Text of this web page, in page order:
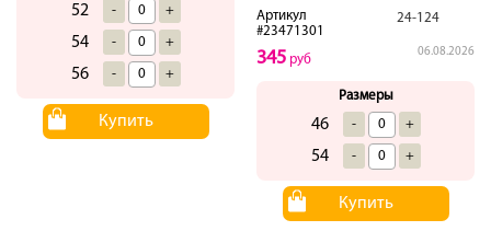
52 - +
54 - +
56 - +
Купить
Артикул
#23471301
24-124
06.08.2026
345 руб
Размеры
46 - +
54 - +
Купить